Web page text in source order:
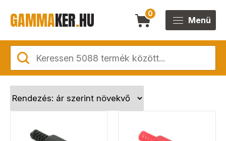
GAMMAKER.HU 0
Menü